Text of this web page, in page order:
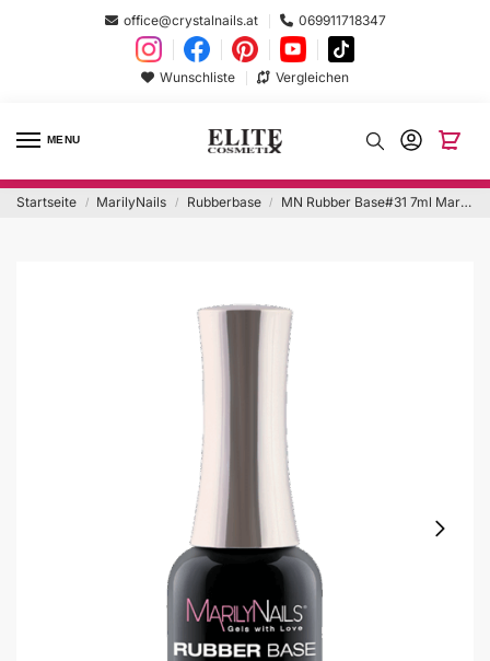
office@crystalnails.at 069911718347
Wunschliste Vergleichen
MENU
Startseite / MarilyNails / Rubberbase / MN Rubber Base#31 7ml Marry Me Hema Free